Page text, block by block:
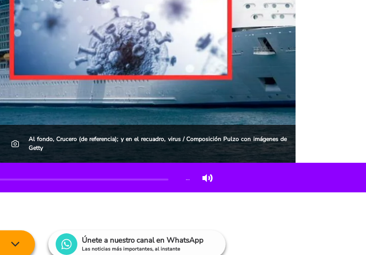
Al fondo, Crucero (de referencia); y en el recuadro, virus / Composición Pulzo con imágenes de
Getty
…
Únete a nuestro canal en WhatsApp
Las noticias más importantes, al instante